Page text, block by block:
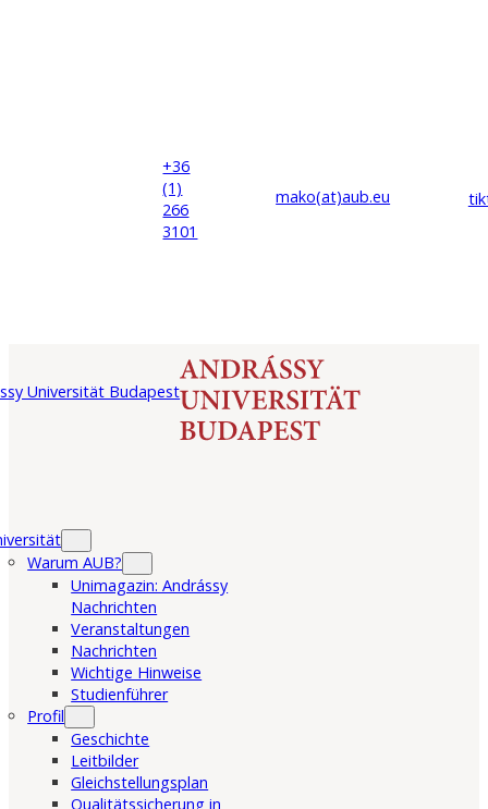
+36
(1)
266
3101
mako(at)aub.eu
Warum AUB?
Unimagazin: Andrássy
Nachrichten
Veranstaltungen
Nachrichten
Wichtige Hinweise
Studienführer
Profil
Geschichte
Leitbilder
Gleichstellungsplan
Qualitätssicherung in